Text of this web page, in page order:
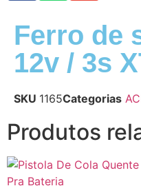
Ferro de
12v / 3s
SKU 1165Categorias
Produtos